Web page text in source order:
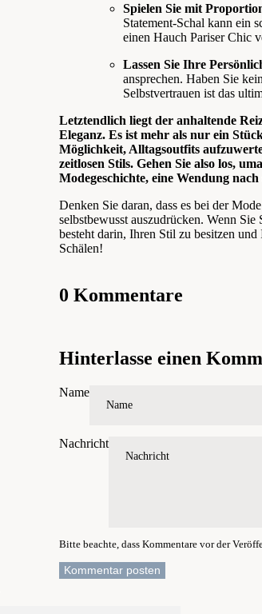
Spielen Sie mit
Statement-Schal kann ein
einen Hauch Pariser Chic
Lassen Sie Ihre
ansprechen. Haben Sie
Selbstvertrauen ist das
Letztendlich liegt der anhaltende
Eleganz. Es ist mehr als nur ein
Möglichkeit, Alltagsoutfits
zeitlosen Stils. Gehen Sie also los,
Modegeschichte, eine Wendung
Denken Sie daran, dass es bei der
selbstbewusst auszudrücken. Wenn Sie
besteht darin, Ihren Stil zu besitzen
Schälen!
0 Kommentare
Hinterlasse einen
Name
Nachricht
Bitte beachte, dass Kommentare vor der
Kommentar posten